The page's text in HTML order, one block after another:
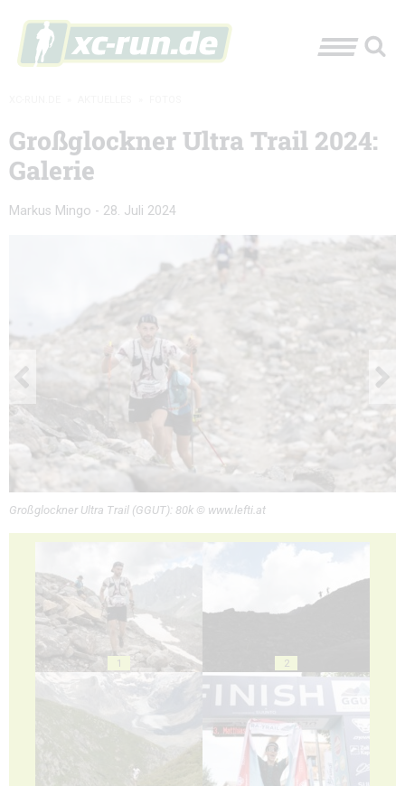
Großglockner Ultra Trail 2024:
Galerie
Markus Mingo - 28. Juli 2024
Großglockner Ultra Trail (GGUT): 80k © www.lefti.at
1 2